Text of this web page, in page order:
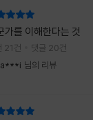
가를 이해한다는 것
21건 댓글 20건
a***i 님의 리뷰